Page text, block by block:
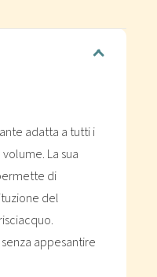
adatta a tutti i
La sua
di
del
appesantire